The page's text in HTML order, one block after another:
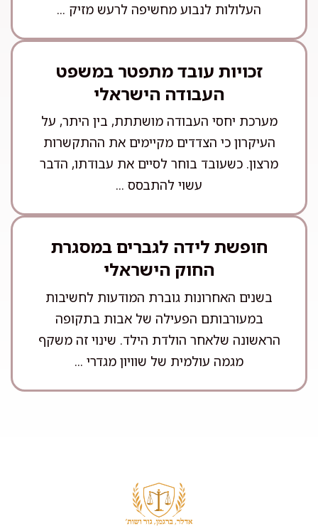
העלולות לנבוע מחשיפה לרעש מזיק ...
זכויות עובד מתפטר במשפט
העבודה הישראלי
מערכת יחסי העבודה מושתתת, בין היתר, על
העיקרון כי הצדדים מקיימים את ההתקשרות
מרצון. כשעובד בוחר לסיים את עבודתו, הדבר
עשוי להתבסס ...
חופשת לידה לגברים במסגרת
החוק הישראלי
בשנים האחרונות גוברת המודעות לחשיבות
במעורבותם הפעילה של אבות בתקופה
הראשונה שלאחר הולדת הילד. שינוי זה משקף
מגמה עולמית של שוויון מגדרי ...